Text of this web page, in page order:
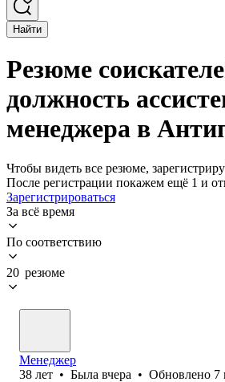
Найти
Резюме
должность
менеджера в
Чтобы видеть все резюме,
После регистрации покажем ещё 1 и
Зарегистрироваться
За всё время
По соответствию
20 резюме
Менеджер
38 лет • Была вчера • Обновлено 7